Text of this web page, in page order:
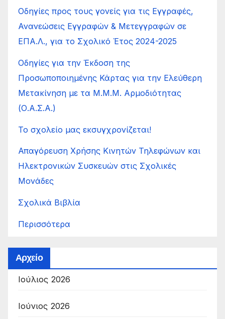
Οδηγίες προς τους γονείς για τις Εγγραφές,
Ανανεώσεις Εγγραφών & Μετεγγραφών σε
ΕΠΑ.Λ., για το Σχολικό Έτος 2024-2025
Οδηγίες για την Έκδοση της
Προσωποποιημένης Κάρτας για την Ελεύθερη
Μετακίνηση με τα Μ.Μ.Μ. Αρμοδιότητας
(Ο.Α.Σ.Α.)
Το σχολείο μας εκσυγχρονίζεται!
Απαγόρευση Χρήσης Κινητών Τηλεφώνων και
Ηλεκτρονικών Συσκευών στις Σχολικές
Μονάδες
Σχολικά Βιβλία
Περισσότερα
Αρχείο
Ιούλιος 2026
Ιούνιος 2026